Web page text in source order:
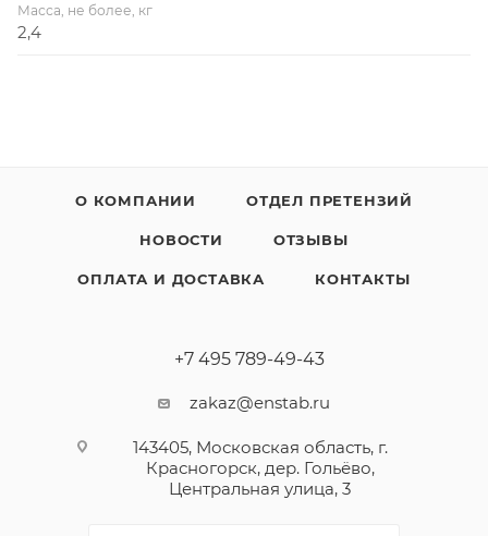
Масса, не более, кг
2,4
О КОМПАНИИ ОТДЕЛ ПРЕТЕНЗИЙ
НОВОСТИ ОТЗЫВЫ
ОПЛАТА И ДОСТАВКА КОНТАКТЫ
+7 495 789-49-43
zakaz@enstab.ru
143405, Московская область, г.
Красногорск, дер. Гольёво,
Центральная улица, 3